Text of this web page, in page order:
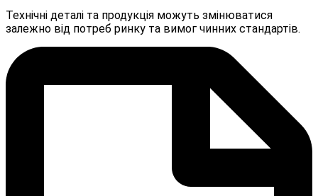
Технічні деталі та продукція можуть змінюватися
залежно від потреб ринку та вимог чинних стандартів.